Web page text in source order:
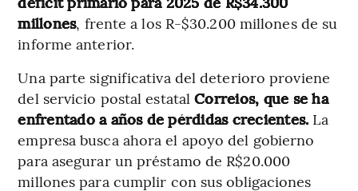
millones, frente a los R-$30.200 millones de su
informe anterior.
Una parte significativa del deterioro proviene
del servicio postal estatalCorreios, que se ha
enfrentado a años de pérdidas crecientes. La
empresa busca ahora el apoyo del gobierno
para asegurar un préstamo de R$20.000
millones para cumplir con sus obligaciones